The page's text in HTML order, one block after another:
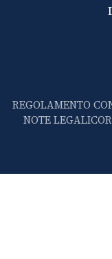
REGOLAMENTO
NOTE LEGALI